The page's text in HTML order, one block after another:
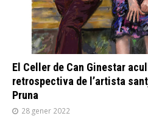
El Celler de Can Ginestar
retrospectiva de l’artista
Pruna
28 gener 2022